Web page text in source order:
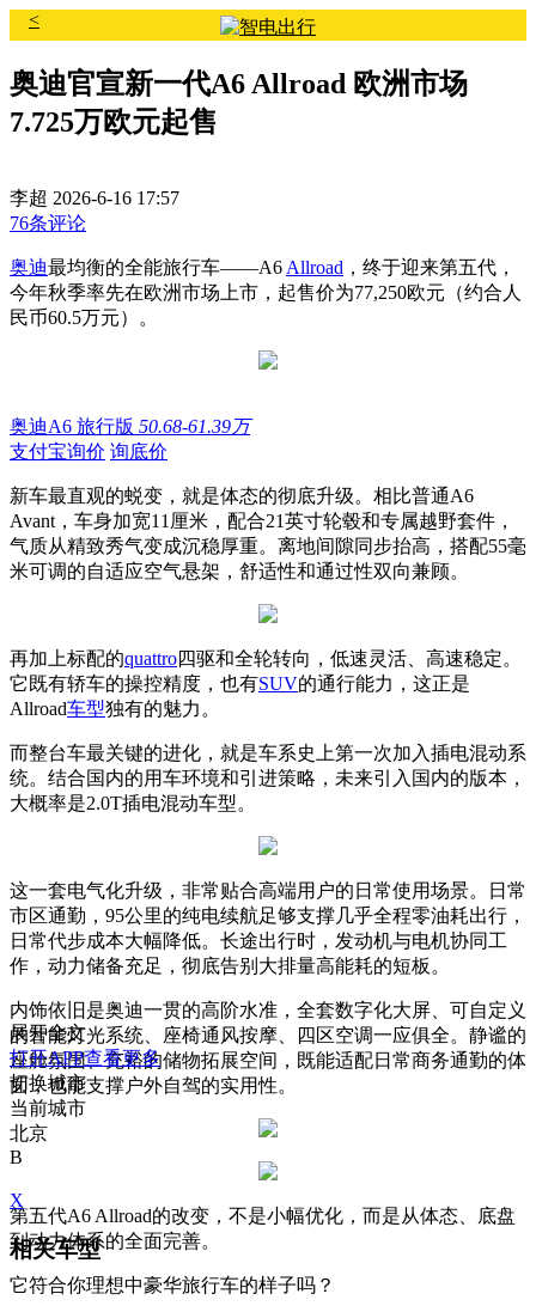
<
奥迪官宣新一代A6 Allroad 欧洲市场
7.725万欧元起售
李超 2026-6-16 17:57
76条评论
奥迪最均衡的全能旅行车——A6 Allroad ，终于迎来第五代，
今年秋季率先在欧洲市场上市，起售价为77,250欧元（约合人
民币60.5万元）。
奥迪A6 旅行版 50.68-61.39万
支付宝询价 询底价
新车最直观的蜕变，就是体态的彻底升级。相比普通A6
Avant，车身加宽11厘米，配合21英寸轮毂和专属越野套件，
气质从精致秀气变成沉稳厚重。离地间隙同步抬高，搭配55毫
米可调的自适应空气悬架，舒适性和通过性双向兼顾。
再加上标配的quattro四驱和全轮转向，低速灵活、高速稳定。
它既有轿车的操控精度，也有SUV的通行能力，这正是
Allroad车型独有的魅力。
而整台车最关键的进化，就是车系史上第一次加入插电混动系
统。结合国内的用车环境和引进策略，未来引入国内的版本，
大概率是2.0T插电混动车型。
这一套电气化升级，非常贴合高端用户的日常使用场景。日常
市区通勤，95公里的纯电续航足够支撑几乎全程零油耗出行，
日常代步成本大幅降低。长途出行时，发动机与电机协同工
作，动力储备充足，彻底告别大排量高能耗的短板。
内饰依旧是奥迪一贯的高阶水准，全套数字化大屏、可自定义
的智能灯光系统、座椅通风按摩、四区空调一应俱全。静谧的
座舱氛围、充裕的储物拓展空间，既能适配日常商务通勤的体
面，也能支撑户外自驾的实用性。
第五代A6 Allroad的改变，不是小幅优化，而是从体态、底盘
到动力体系的全面完善。
它符合你理想中豪华旅行车的样子吗？
展开全文
打开APP查看更多
切换城市
当前城市
北京
B
X
相关车型